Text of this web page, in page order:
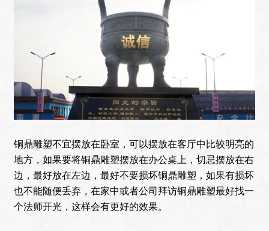
铜鼎雕塑不宜摆放在卧室，可以摆放在客厅中比较明亮的
地方，如果要将铜鼎雕塑摆放在办公桌上，切忌摆放在右
边，最好放在左边，最好不要损坏铜鼎雕塑，如果有损坏
也不能随便丢弃，在家中或者公司拜访铜鼎雕塑最好找一
个法师开光，这样会有更好的效果。